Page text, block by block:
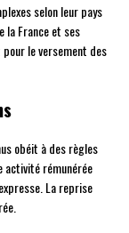
selon leur pays
la France et ses
le versement des
obéit à des règles
activité rémunérée
La reprise